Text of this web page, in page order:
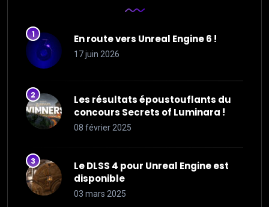
En route vers Unreal Engine 6 !
17 juin 2026
Les résultats époustouflants du
concours Secrets of Luminara !
08 février 2025
Le DLSS 4 pour Unreal Engine est
disponible
03 mars 2025